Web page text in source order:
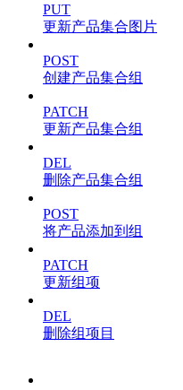
PUT
更新产品集合图片
POST
创建产品集合组
PATCH
更新产品集合组
DEL
删除产品集合组
POST
将产品添加到组
PATCH
更新组项
DEL
删除组项目